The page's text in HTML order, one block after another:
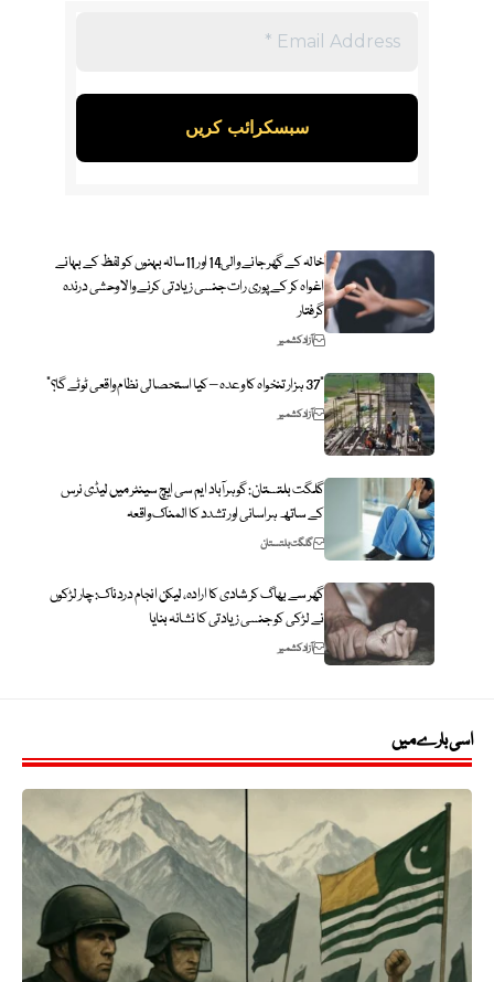
خالہ کے گھر جانے والی14 اور 11سالہ بہنوں کو لفظ کے بہانے
اغواہ کر کے پوری رات جنسی زیادتی کرنے والا وحشی درندہ
گرفتار
آزاد کشمیر
“37 ہزار تنخواہ کا وعدہ – کیا استحصالی نظام واقعی ٹوٹے گا؟”
آزاد کشمیر
گلگت بلتستان: گوہرآباد ایم سی ایچ سینٹر میں لیڈی نرس
کے ساتھ ہراسانی اور تشدد کا المناک واقعہ
گلگت بلتستان
گھر سے بھاگ کر شادی کا ارادہ، لیکن انجام دردناک: چار لڑکوں
نے لڑکی کو جنسی زیادتی کا نشانہ بنایا
آزاد کشمیر
اسی بارے میں